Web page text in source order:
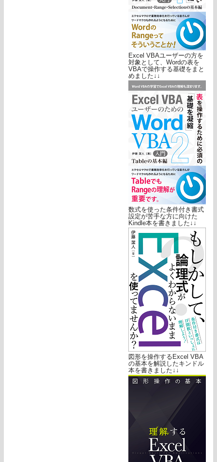
Excel VBAユーザーの方を
対象として、Wordの表を
VBAで操作する基礎をまと
めました↓↓
数式を使った条件付き書式
設定が苦手な方に向けた
Kindle本を書きました↓↓
図形を操作するExcel VBA
の基本を解説したキンドル
本を書きました↓↓